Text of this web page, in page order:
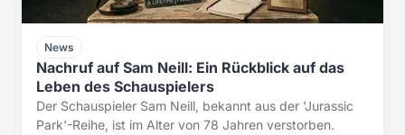
News
Nachruf auf Sam Neill: Ein Rückblick auf das
Leben des Schauspielers
Der Schauspieler Sam Neill, bekannt aus der 'Jurassic
Park'-Reihe, ist im Alter von 78 Jahren verstorben.